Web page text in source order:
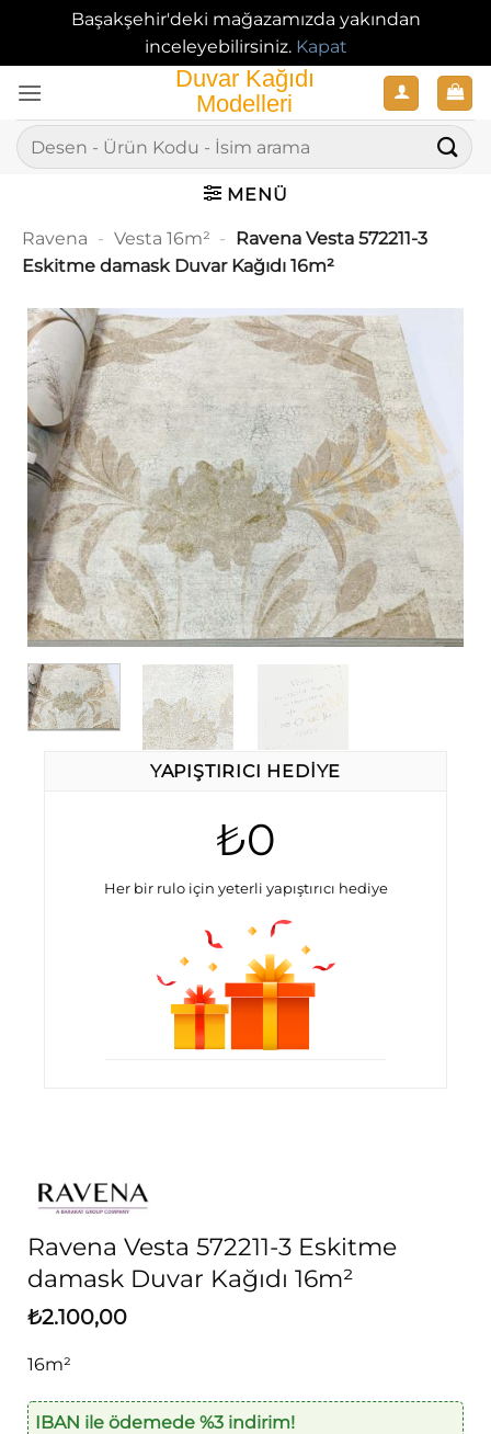
Başakşehir'deki mağazamızda yakından
inceleyebilirsiniz. Kapat
atla
Ara:
MENÜ
Ravena - Vesta 16m² - Ravena Vesta 572211-3
Eskitme damask Duvar Kağıdı 16m²
YAPIŞTIRICI HEDIYE
₺0
Her bir rulo için yeterli yapıştırıcı hediye
Ravena Vesta 572211-3 Eskitme
damask Duvar Kağıdı 16m²
₺2.100,00
16m²
IBAN ile ödemede %3 indirim!